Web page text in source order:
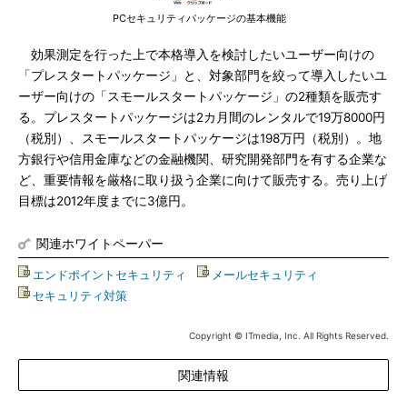
PCセキュリティパッケージの基本機能
効果測定を行った上で本格導入を検討したいユーザー向けの
「プレスタートパッケージ」と、対象部門を絞って導入したいユ
ーザー向けの「スモールスタートパッケージ」の2種類を販売す
る。プレスタートパッケージは2カ月間のレンタルで19万8000円
（税別）、スモールスタートパッケージは198万円（税別）。地
方銀行や信用金庫などの金融機関、研究開発部門を有する企業な
ど、重要情報を厳格に取り扱う企業に向けて販売する。売り上げ
目標は2012年度までに3億円。
関連ホワイトペーパー
エンドポイントセキュリティ メールセキュリティ
セキュリティ対策
Copyright © ITmedia, Inc. All Rights Reserved.
関連情報